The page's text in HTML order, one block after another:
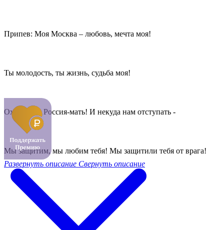
Припев: Моя Москва – любовь, мечта моя!
Ты молодость, ты жизнь, судьба моя!
Ох, велика Россия-мать! И некуда нам отступать -
Мы защитим, мы любим тебя! Мы защитили тебя от врага!
Развернуть описание Свернуть описание